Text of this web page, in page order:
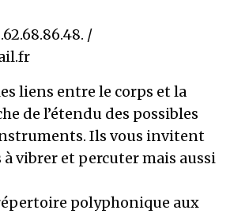
/
liens entre le corps et la
de l’étendu des possibles
Ils vous invitent
vibrer et percuter mais aussi
polyphonique aux